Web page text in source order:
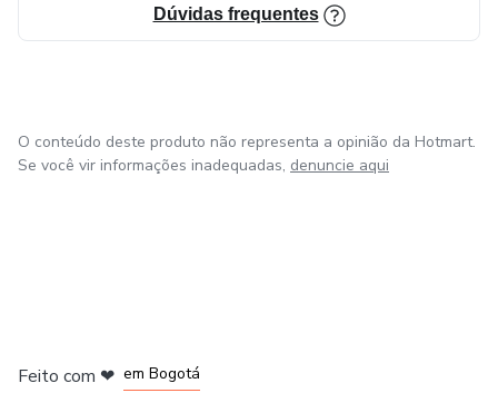
Dúvidas frequentes
O conteúdo deste produto não representa a opinião da Hotmart.
Se você vir informações inadequadas, denuncie aqui
Feito com ❤ em Bogotá